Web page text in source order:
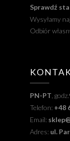
Sprawdź
Wysyłamy
Odbiór
PN-PT, godz.
Telefon: +48
Email:
Adres: ul.